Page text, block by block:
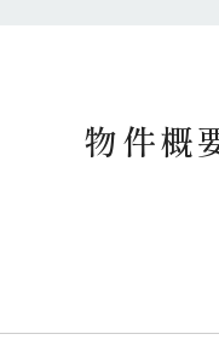
物件概